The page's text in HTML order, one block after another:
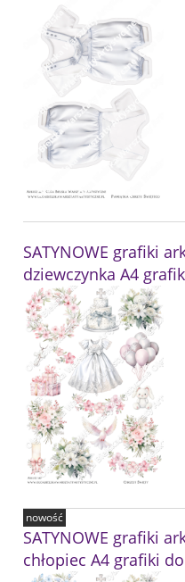
SATYNOWE grafiki
dziewczynka A4
SATYNOWE grafiki
chłopiec A4 grafiki
nowość